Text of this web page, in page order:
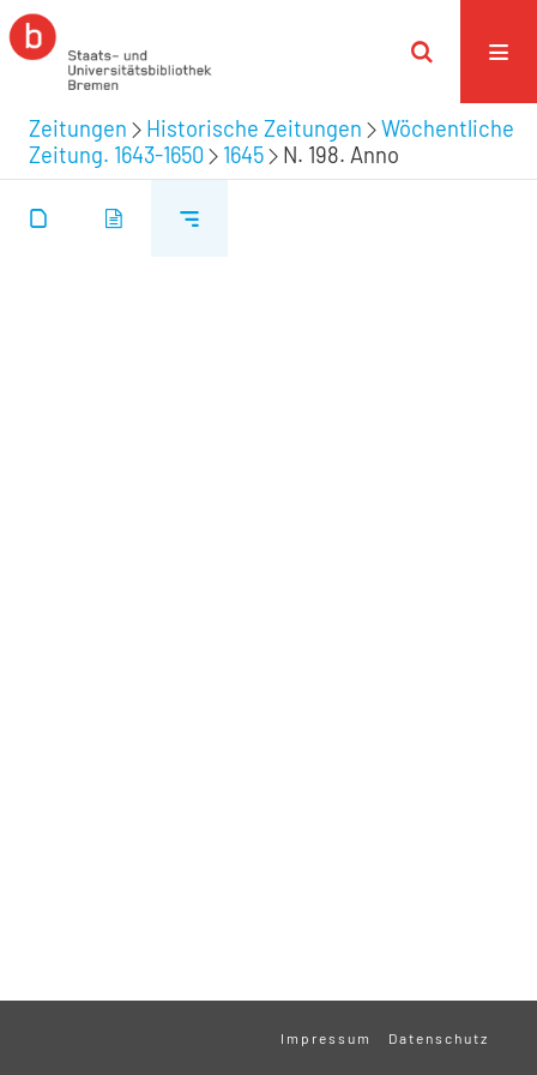
Zeitungen Historische Zeitungen
Wöchentliche
Zeitung. 1643-1650
1645 N. 198. Anno
Impressum Datenschutz